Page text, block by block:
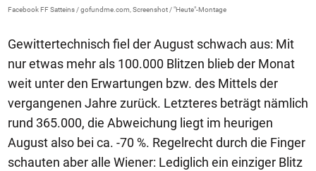
Facebook FF Satteins / gofundme.com, Screenshot / "Heute"-Montage
Gewittertechnisch fiel der August schwach aus: Mit
nur etwas mehr als 100.000 Blitzen blieb der Monat
weit unter den Erwartungen bzw. des Mittels der
vergangenen Jahre zurück. Letzteres beträgt nämlich
rund 365.000, die Abweichung liegt im heurigen
August also bei ca. -70 %. Regelrecht durch die Finger
schauten aber alle Wiener: Lediglich ein einziger Blitz